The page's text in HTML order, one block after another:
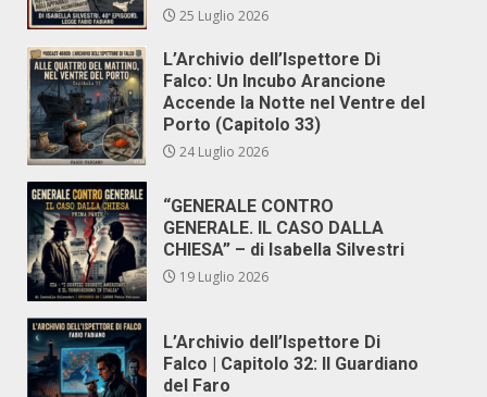
25 Luglio 2026
L’Archivio dell’Ispettore Di
Falco: Un Incubo Arancione
Accende la Notte nel Ventre del
Porto (Capitolo 33)
24 Luglio 2026
“GENERALE CONTRO
GENERALE. IL CASO DALLA
CHIESA” – di Isabella Silvestri
19 Luglio 2026
L’Archivio dell’Ispettore Di
Falco | Capitolo 32: Il Guardiano
del Faro